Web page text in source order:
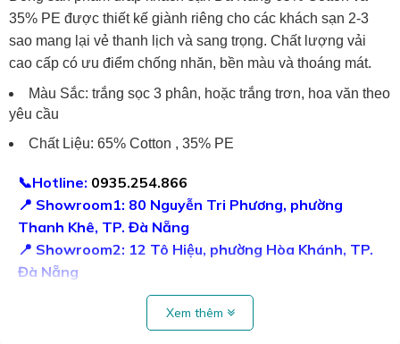
35% PE được thiết kế giành riêng cho các khách sạn 2-3
sao mang lại vẻ thanh lịch và sang trọng. Chất lượng vải
cao cấp có ưu điểm chống nhăn, bền màu và thoáng mát.
Màu Sắc: trắng sọc 3 phân, hoặc trắng trơn, hoa văn theo
yêu cầu
Chất Liệu: 65% Cotton , 35% PE
📞Hotline: 0935.254.866
📍 Showroom1: 80 Nguyễn Tri Phương, phường
Thanh Khê, TP. Đà Nẵng
📍 Showroom2: 12 Tô Hiệu, phường Hòa Khánh, TP.
Đà Nẵng
📍 Showroom3: 71 Trương Quốc Dụng, phường Sơn
Xem thêm